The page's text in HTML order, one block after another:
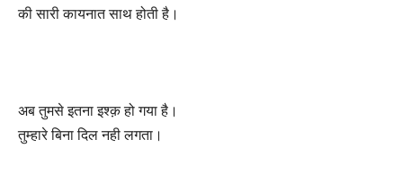
की सारी कायनात साथ होती है।
अब तुमसे इतना इश्क़ हो गया है।
तुम्हारे बिना दिल नही लगता।